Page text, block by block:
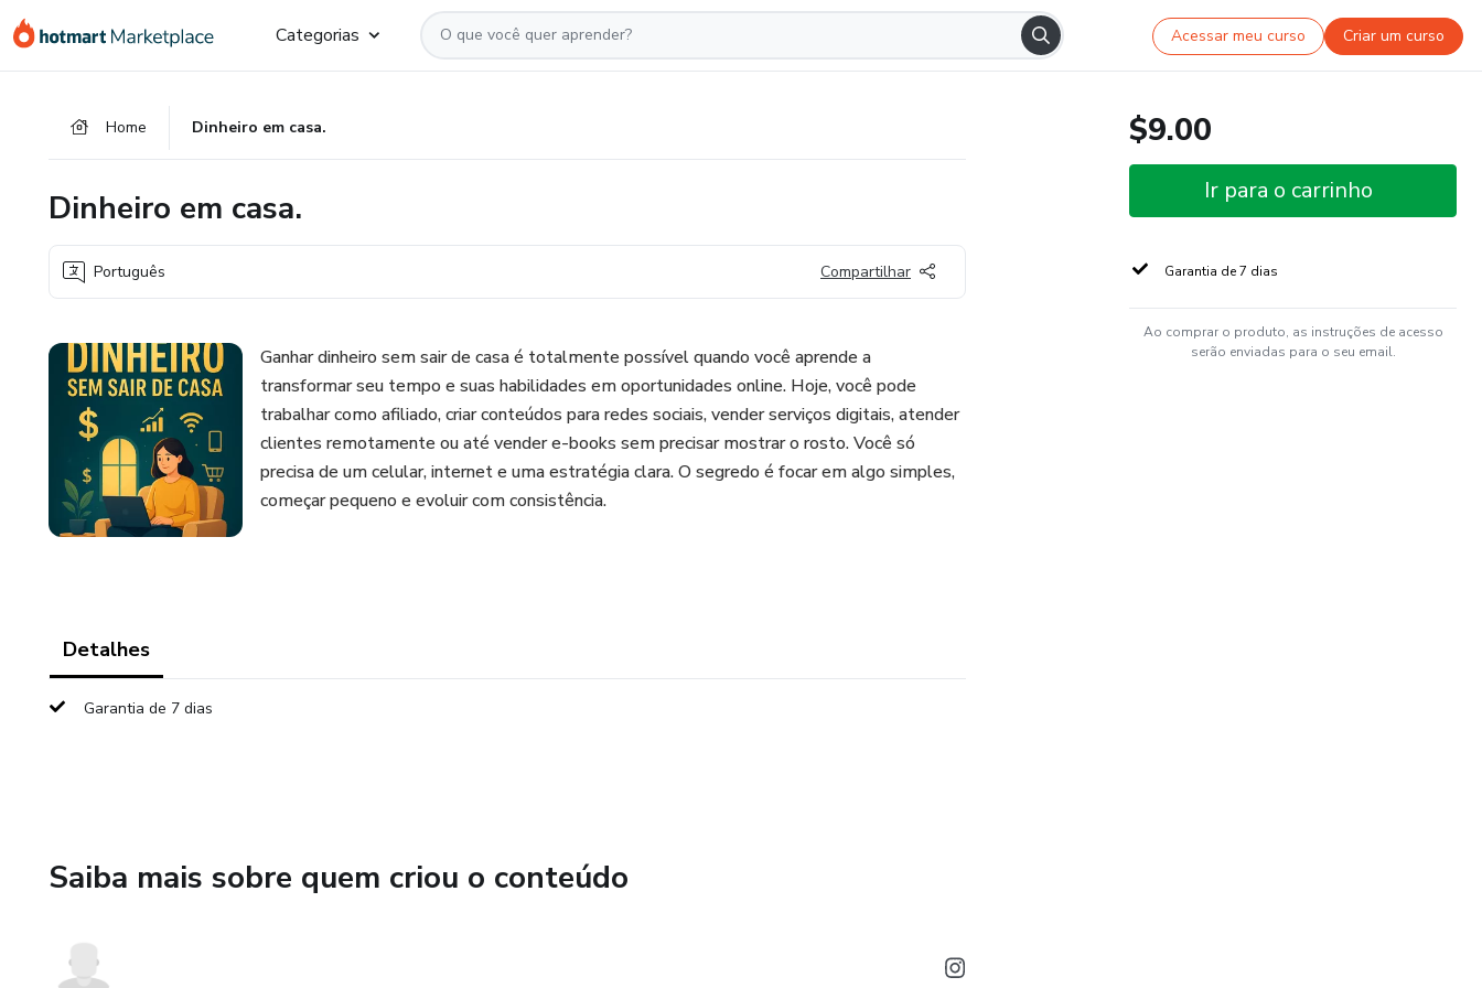
para
para
para
Categorias Acessar meu curso Criar um curso
Home Dinheiro em casa.
Dinheiro em casa.
Português Compartilhar
Ganhar dinheiro sem sair de casa é totalmente possível quando você aprende a
transformar seu tempo e suas habilidades em oportunidades online. Hoje, você pode
trabalhar como afiliado, criar conteúdos para redes sociais, vender serviços digitais, atender
clientes remotamente ou até vender e-books sem precisar mostrar o rosto. Você só
precisa de um celular, internet e uma estratégia clara. O segredo é focar em algo simples,
começar pequeno e evoluir com consistência.
Detalhes
Garantia de 7 dias
Saiba mais sobre quem criou o conteúdo
$9.00
Ir para o carrinho
Garantia de 7 dias
Ao comprar o produto, as instruções de acesso
serão enviadas para o seu email.